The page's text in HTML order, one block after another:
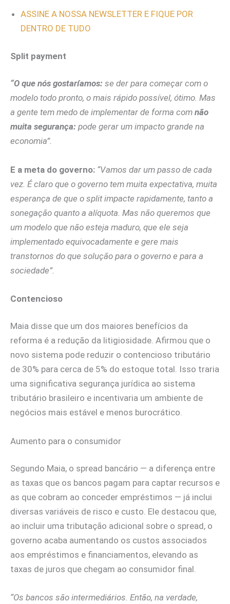
ASSINE A NOSSA NEWSLETTER E FIQUE POR
DENTRO DE TUDO
Split payment
“O que nós gostaríamos: se der para começar com o
modelo todo pronto, o mais rápido possível, ótimo. Mas
a gente tem medo de implementar de forma com não
muita segurança: pode gerar um impacto grande na
economia”.
E a meta do governo: “Vamos dar um passo de cada
vez. É claro que o governo tem muita expectativa, muita
esperança de que o split impacte rapidamente, tanto a
sonegação quanto a alíquota. Mas não queremos que
um modelo que não esteja maduro, que ele seja
implementado equivocadamente e gere mais
transtornos do que solução para o governo e para a
sociedade”.
Contencioso
Maia disse que um dos maiores benefícios da
reforma é a redução da litigiosidade. Afirmou que o
novo sistema pode reduzir o contencioso tributário
de 30% para cerca de 5% do estoque total. Isso traria
uma significativa segurança jurídica ao sistema
tributário brasileiro e incentivaria um ambiente de
negócios mais estável e menos burocrático.
Aumento para o consumidor
Segundo Maia, o spread bancário — a diferença entre
as taxas que os bancos pagam para captar recursos e
as que cobram ao conceder empréstimos — já inclui
diversas variáveis de risco e custo. Ele destacou que,
ao incluir uma tributação adicional sobre o spread, o
governo acaba aumentando os custos associados
aos empréstimos e financiamentos, elevando as
taxas de juros que chegam ao consumidor final.
“Os bancos são intermediários. Então, na verdade,